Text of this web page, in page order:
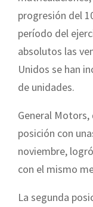
progresión del
período del
absolutos las
Unidos se han
de unidades.
General
posición con
noviembre,
con el mismo
La segunda